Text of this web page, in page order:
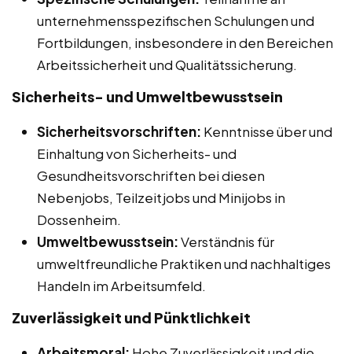
unternehmensspezifischen Schulungen und
Fortbildungen, insbesondere in den Bereichen
Arbeitssicherheit und Qualitätssicherung.
Sicherheits- und Umweltbewusstsein
Sicherheitsvorschriften: Kenntnisse über und
Einhaltung von Sicherheits- und
Gesundheitsvorschriften bei diesen
Nebenjobs, Teilzeitjobs und Minijobs in
Dossenheim.
Umweltbewusstsein:Verständnis für
umweltfreundliche Praktiken und nachhaltiges
Handeln im Arbeitsumfeld.
Zuverlässigkeit und Pünktlichkeit